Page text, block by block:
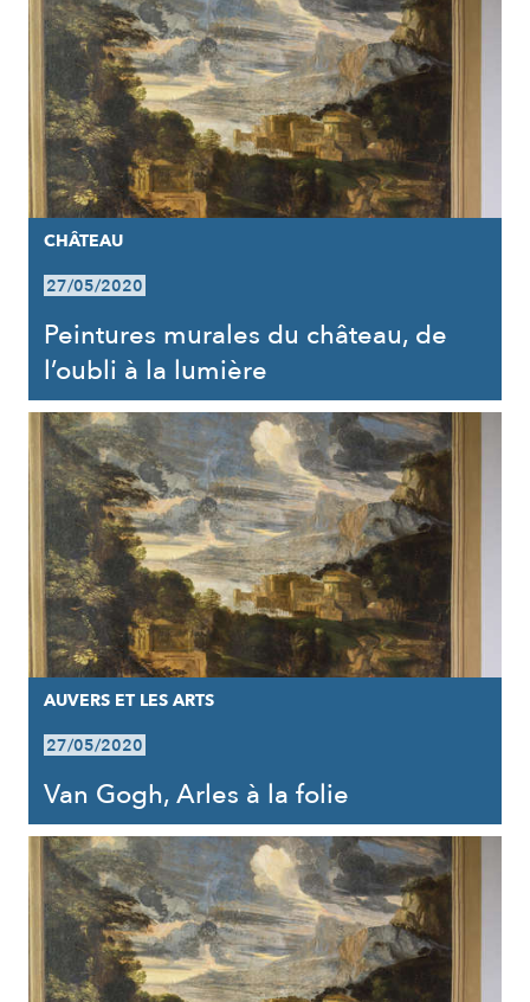
CHÂTEAU
27/05/2020
Peintures murales du château, de
l’oubli à la lumière
AUVERS ET LES ARTS
27/05/2020
Van Gogh, Arles à la folie